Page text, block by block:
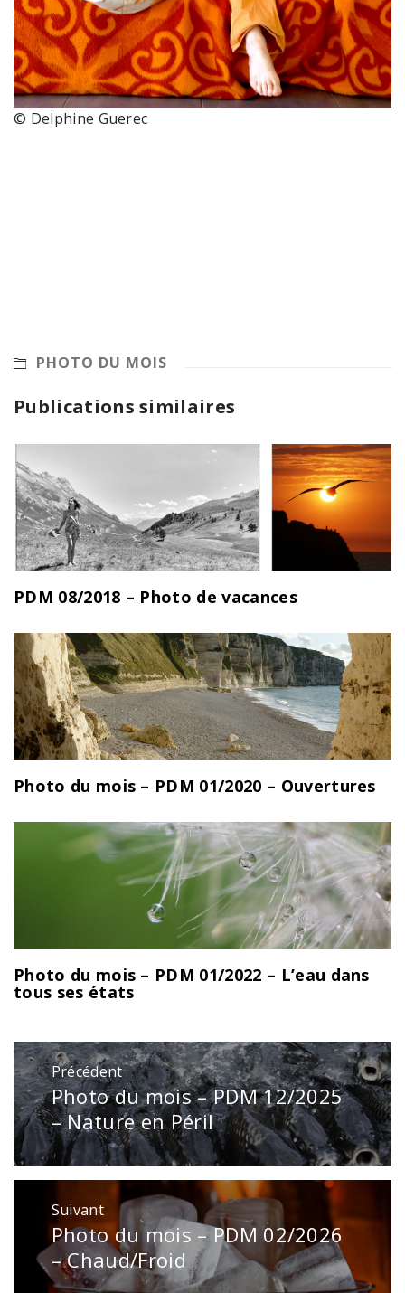
© Delphine Guerec
PHOTO DU MOIS
Publications similaires
PDM 08/2018 – Photo de vacances
Photo du mois – PDM 01/2020 – Ouvertures
Photo du mois – PDM 01/2022 – L’eau dans
tous ses états
Navigation
de
l’article
Précédent
Publication
précédente
:
Photo du mois – PDM 12/2025
– Nature en Péril
Suivant
Publication
suivante
:
Photo du mois – PDM 02/2026
– Chaud/Froid